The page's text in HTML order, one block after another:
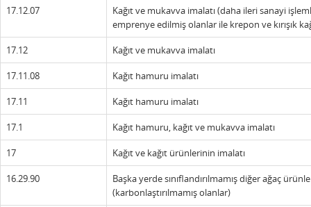
17.12.07
Kağıt ve mukavva imalatı (daha ileri sanayi
emprenye edilmiş olanlar ile krepon ve kırışık
17.12 Kağıt ve mukavva imalatı
17.11.08 Kağıt hamuru imalatı
17.11 Kağıt hamuru imalatı
17.1 Kağıt hamuru, kağıt ve mukavva imalatı
17 Kağıt ve kağıt ürünlerinin imalatı
16.29.90
Başka yerde sınıflandırılmamış diğer ağaç
(karbonlaştırılmamış olanlar)